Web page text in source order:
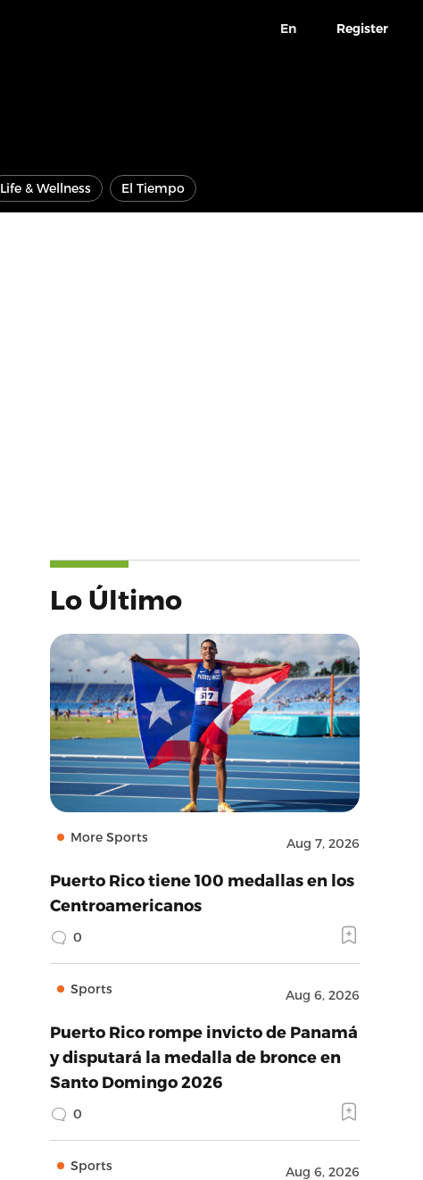
En Register
Life & Wellness El Tiempo
Lo Último
More Sports Aug 7, 2026
Puerto Rico tiene 100 medallas en los
Centroamericanos
0
Sports Aug 6, 2026
Puerto Rico rompe invicto de Panamá
y disputará la medalla de bronce en
Santo Domingo 2026
0
Sports Aug 6, 2026